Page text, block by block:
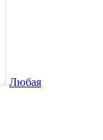
Любая